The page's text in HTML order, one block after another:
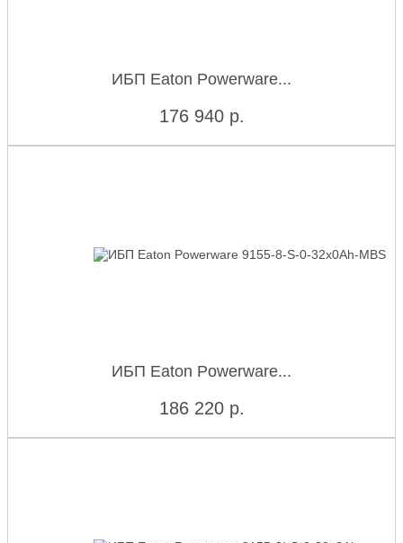
ИБП Eaton Powerware...
176 940 р.
ИБП Eaton Powerware...
186 220 р.